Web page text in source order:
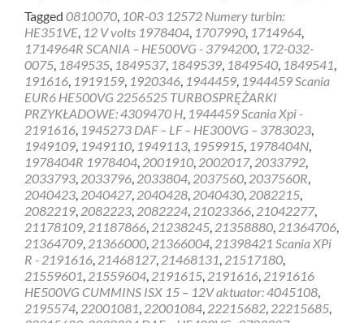
van
de
Tagged 0810070, 10R-03 12572 Numery turbin:
HE351VE, 12 V volts 1978404, 1707990, 1714964,
1714964R SCANIA – HE500VG - 3794200, 172-032-
0075, 1849535, 1849537, 1849539, 1849540, 1849541,
191616, 1919159, 1920346, 1944459, 1944459 Scania
EUR6 HE500VG 2256525 TURBOSPRĘŻARKI
PRZYKŁADOWE: 4309470 H, 1944459 Scania Xpi -
2191616, 1945273 DAF – LF – HE300VG – 3783023,
1949109, 1949110, 1949113, 1959915, 1978404N,
1978404R 1978404, 2001910, 2002017, 2033792,
2033793, 2033796, 2033804, 2037560, 2037560R,
2040423, 2040427, 2040428, 2040430, 2082215,
2082219, 2082223, 2082224, 21023366, 21042277,
21178109, 21187866, 21238245, 21358880, 21364706,
21364709, 21366000, 21366004, 21398421 Scania XPi
R - 2191616, 21468127, 21468131, 21517180,
21559601, 21559604, 2191615, 2191616, 2191616
HE500VG CUMMINS ISX 15 – 12V aktuator: 4045108,
2195574, 22001081, 22001084, 22215682, 22215685,